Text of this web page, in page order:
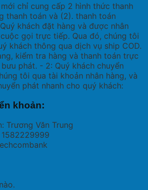
chỉ cung cấp 2 hình thức thanh
thanh toán và (2). thanh toán
khách đặt hàng và được nhân
gọi trực tiếp. Qua đó, chúng tôi
khách thông qua dịch vụ ship COD.
kiểm tra hàng và thanh toán trực
phát. - 2: Quý khách chuyển
tôi qua tài khoản nhân hàng, và
phát nhanh cho quý khách:
khoản:
Trương Văn Trung